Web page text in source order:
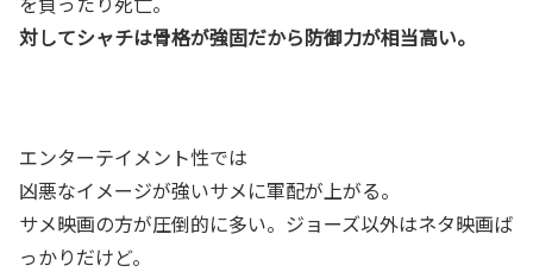
対してシャチは骨格が強固だから防御力が相当高い。
エンターテイメント性では
凶悪なイメージが強いサメに軍配が上がる。
サメ映画の方が圧倒的に多い。ジョーズ以外はネタ映画ば
っかりだけど。